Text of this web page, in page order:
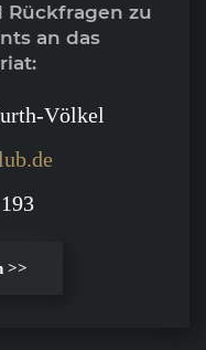
zu
an das
Völkel
>>